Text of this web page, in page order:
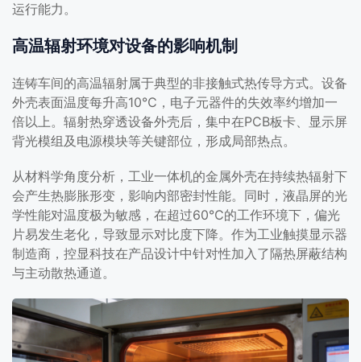
运行能力。
高温辐射环境对设备的影响机制
连铸车间的高温辐射属于典型的非接触式热传导方式。设备
外壳表面温度每升高10℃，电子元器件的失效率约增加一
倍以上。辐射热穿透设备外壳后，集中在PCB板卡、显示屏
背光模组及电源模块等关键部位，形成局部热点。
从材料学角度分析，工业一体机的金属外壳在持续热辐射下
会产生热膨胀形变，影响内部密封性能。同时，液晶屏的光
学性能对温度极为敏感，在超过60℃的工作环境下，偏光
片易发生老化，导致显示对比度下降。作为工业触摸显示器
制造商，控显科技在产品设计中针对性加入了隔热屏蔽结构
与主动散热通道。